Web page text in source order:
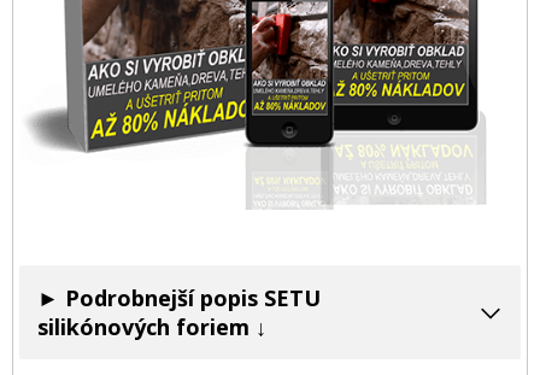
► Podrobnejší popis SETU
silikónových foriem ↓